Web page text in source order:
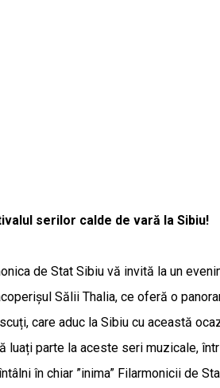
serilor calde de vară la Sibiu!
de Stat Sibiu vă invită la un
Sălii Thalia, ce oferă o
care aduc la Sibiu cu această
luați parte la aceste seri muzicale,
în chiar ”inima” Filarmonicii de